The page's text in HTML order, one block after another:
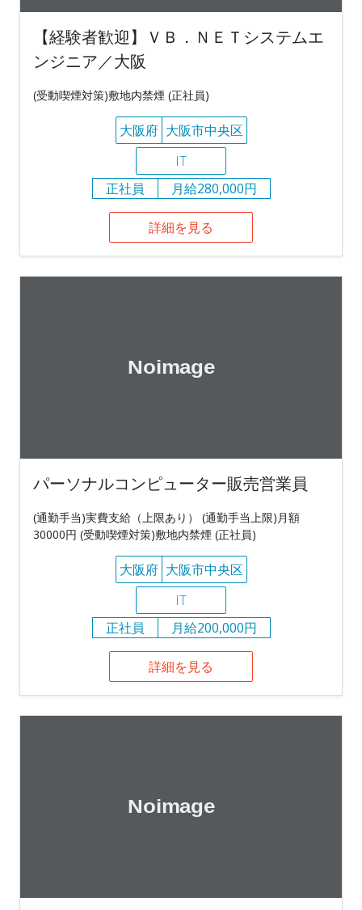
【経験者歓迎】ＶＢ．ＮＥＴシステムエ
ンジニア／大阪
(受動喫煙対策)敷地内禁煙 (正社員)
大阪府 大阪市中央区
IT
正社員
月給280,000円
詳細を見る
パーソナルコンピューター販売営業員
(通勤手当)実費支給（上限あり） (通勤手当上限)月額
30000円 (受動喫煙対策)敷地内禁煙 (正社員)
大阪府 大阪市中央区
IT
正社員
月給200,000円
詳細を見る